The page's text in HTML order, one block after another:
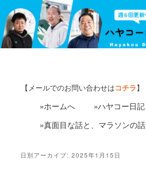
【メールでのお問い合わせはコチラ】
»ホームへ »ハヤコー日記
»真面目な話と、マラソンの話
日別アーカイブ:2025年1月15日